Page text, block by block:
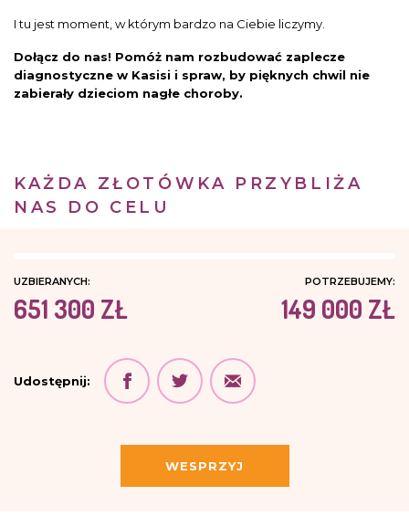
I tu jest moment, w którym bardzo na Ciebie liczymy.
Dołącz do nas! Pomóż nam rozbudować zaplecze
diagnostyczne w Kasisi i spraw, by pięknych chwil nie
zabierały dzieciom nagłe choroby.
KAŻDA ZŁOTÓWKA PRZYBLIŻA
NAS DO CELU
UZBIERANYCH:
651 300 ZŁ
POTRZEBUJEMY:
149 000 ZŁ
Udostępnij:
WESPRZYJ